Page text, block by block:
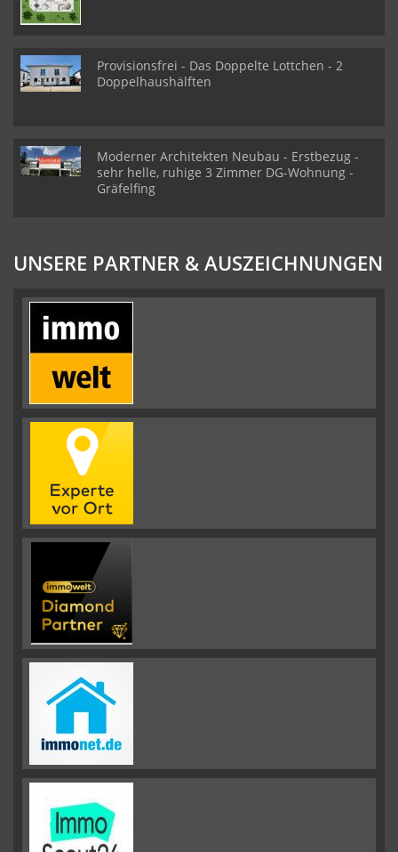
Provisionsfrei - Das Doppelte Lottchen - 2
Doppelhaushälften
Moderner Architekten Neubau - Erstbezug -
sehr helle, ruhige 3 Zimmer DG-Wohnung -
Gräfelfing
UNSERE PARTNER & AUSZEICHNUNGEN